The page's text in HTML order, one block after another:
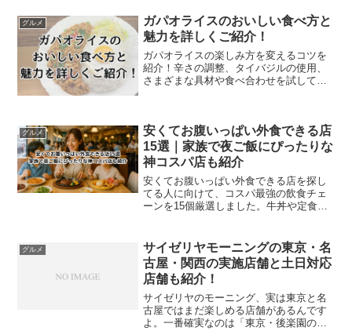
グルメ
ガパオライスのおいしい食べ方と
魅力を詳しくご紹介！
ガパオライスの楽しみ方を変えるコツを
紹介！辛さの調整、タイバジルの使用、
さまざまな具材や食べ合わせを試して、
グルメ
安くてお腹いっぱい外食できる店
15選｜家族で夜ご飯にぴったりな
神コスパ店も紹介
安くてお腹いっぱい外食できる店を探し
てる人に向けて、コスパ最強の飲食チェ
ーンを15個厳選しました。牛丼や定食、
した裏技までしっかり解説。すき家・や
よい軒・ガスト・サイゼリヤなど、子連
れでも使いやすくてボリューム満点な店
舗もたっぷり紹介しています。
グルメ
サイゼリヤモーニングの東京・名
古屋・関西の実施店舗と土日対応
店舗も紹介！
サイゼリヤのモーニング、実は東京と名
古屋ではまだ楽しめる店舗があるんです
よ。一番確実なのは「東京・後楽園のド